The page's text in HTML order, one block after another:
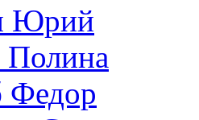
Юрий
Полина
Федор